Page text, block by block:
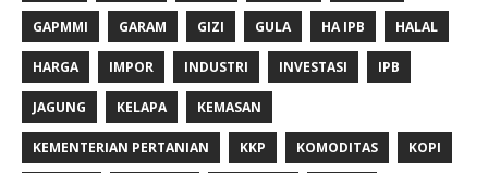
GAPMMI GARAM GIZI GULA HA IPB HALAL
HARGA IMPOR INDUSTRI INVESTASI IPB
JAGUNG KELAPA KEMASAN
KEMENTERIAN PERTANIAN KKP KOMODITAS KOPI